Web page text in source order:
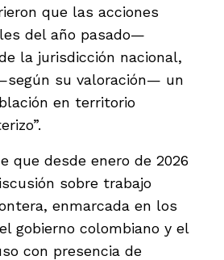
que las acciones
del año pasado—
la jurisdicción nacional,
su valoración— un
en territorio
que desde enero de 2026
sobre trabajo
enmarcada en los
gobierno colombiano y el
con presencia de